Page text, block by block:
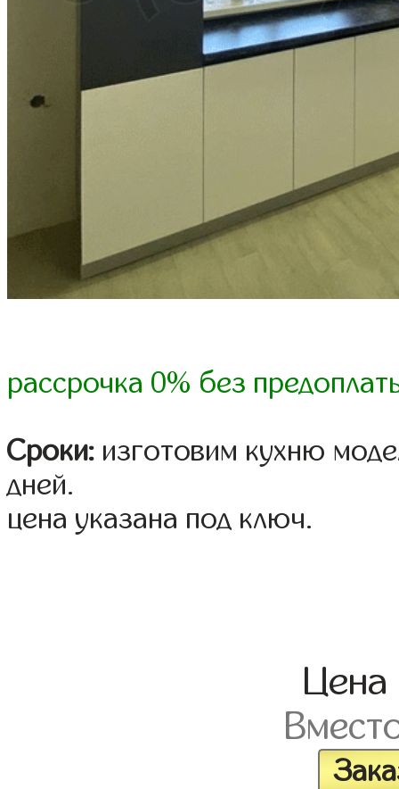
рассрочка 0% без
Сроки: изготовим кухню
дней.
цена указана под ключ.
Цена